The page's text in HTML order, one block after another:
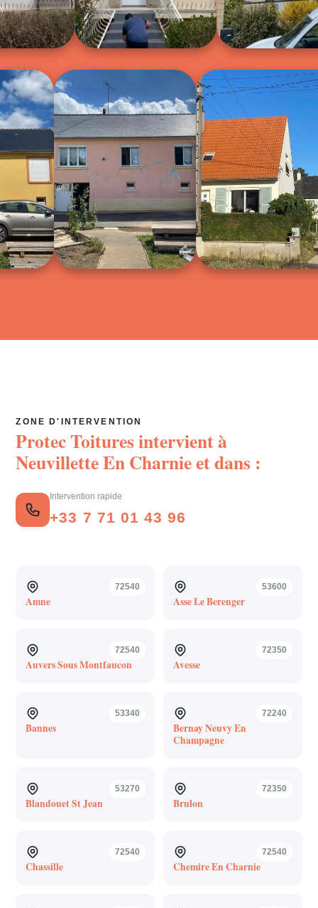
ZONE D'INTERVENTION
Protec Toitures intervient à
Neuvillette En Charnieet dans :
Intervention rapide
+33 7 71 01 43 96
72540
Amne
53600
Asse Le Berenger
72540
Auvers Sous Montfaucon
72350
Avesse
53340
Bannes
72240
Bernay Neuvy En
Champagne
53270
Blandouet St Jean
72350
Brulon
72540
Chassille
72540
Chemire En Charnie